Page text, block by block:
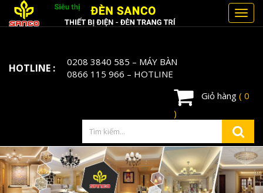
HOTLINE : 0208 3840 585 – MÁY BÀN
0866 115 966 – HOTLINE
Giỏ hàng ( 0
)